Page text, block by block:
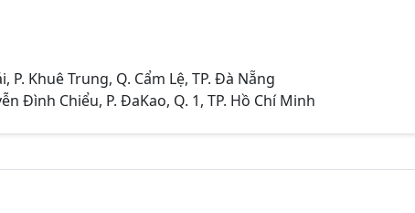
P. Khuê Trung, Q. Cẩm Lệ, TP. Đà Nẵng
Đình Chiểu, P. ĐaKao, Q. 1, TP. Hồ Chí Minh